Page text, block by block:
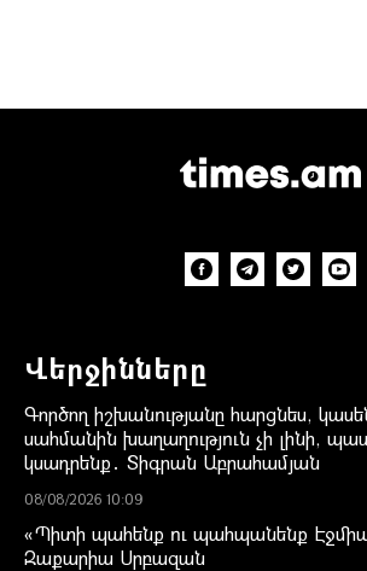
Վերջինները
Գործող իշխանությանը հարցնես,
սահմանին խաղաղություն չի լինի,
կսադրենք․ Տիգրան Աբրահամյան
08/08/2026 10:09
«Պիտի պահենք ու պահպանենք
Զաքարիա Սրբազան